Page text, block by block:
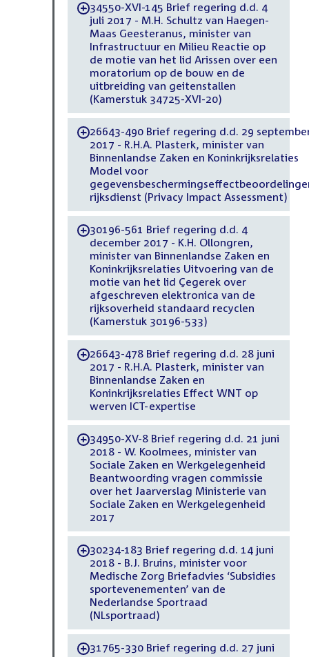
-34550-XVI-145 Brief regering d.d. 4
juli 2017 - M.H. Schultz van Haegen-
Maas Geesteranus, minister van
Infrastructuur en Milieu Reactie op
de motie van het lid Arissen over een
moratorium op de bouw en de
uitbreiding van geitenstallen
(Kamerstuk 34725-XVI-20)
-26643-490 Brief regering d.d. 29
2017 - R.H.A. Plasterk, minister van
Binnenlandse Zaken en Koninkrijksrelaties
Model voor
rijksdienst (Privacy Impact Assessment)
-30196-561 Brief regering d.d. 4
december 2017 - K.H. Ollongren,
minister van Binnenlandse Zaken en
Koninkrijksrelaties Uitvoering van de
motie van het lid Çegerek over
afgeschreven elektronica van de
rijksoverheid standaard recyclen
(Kamerstuk 30196-533)
-26643-478 Brief regering d.d. 28 juni
2017 - R.H.A. Plasterk, minister van
Binnenlandse Zaken en
Koninkrijksrelaties Effect WNT op
werven ICT-expertise
-34950-XV-8 Brief regering d.d. 21 juni
2018 - W. Koolmees, minister van
Sociale Zaken en Werkgelegenheid
Beantwoording vragen commissie
over het Jaarverslag Ministerie van
Sociale Zaken en Werkgelegenheid
2017
-30234-183 Brief regering d.d. 14 juni
2018 - B.J. Bruins, minister voor
Medische Zorg Briefadvies ‘Subsidies
sportevenementen’ van de
Nederlandse Sportraad
(NLsportraad)
-31765-330 Brief regering d.d. 27 juni